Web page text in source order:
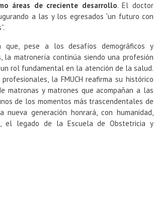
áreas de creciente desarrollo. El doctor
a las y los egresados “un futuro con
que, pese a los desafíos demográficos y
matronería continúa siendo una profesión
rol fundamental en la atención de la salud.
la FMUCH reafirma su histórico
matronas y matrones que acompañan a las
de los momentos más trascendentales de
generación honrará, con humanidad,
el legado de la Escuela de Obstetricia y